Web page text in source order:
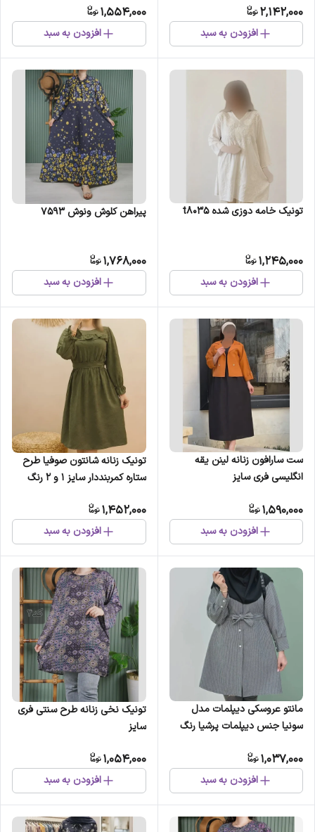
2,142,000
افزودن به سبد
1,554,000
افزودن به سبد
تونیک خامه دوزی شده t8035
1,245,000
افزودن به سبد
پیراهن کلوش ونوش 7593
1,768,000
افزودن به سبد
ست سارافون زنانه لینن یقه
انگلیسی فری سایز
1,590,000
افزودن به سبد
تونیک زنانه شانتون صوفیا طرح
ستاره کمربنددار سایز 1 و 2 رنگ
1,452,000
افزودن به سبد
مانتو عروسکی دیپلمات مدل
سونیا جنس دیپلمات پرشیا رنگ
1,037,000
افزودن به سبد
تونیک نخی زنانه طرح سنتی فری
سایز
1,054,000
افزودن به سبد